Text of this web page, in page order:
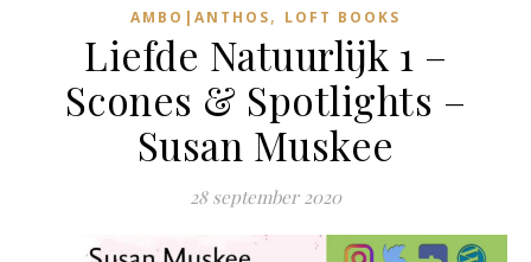
AMBO|ANTHOS, LOFT BOOKS
Liefde Natuurlijk 1 –
Scones & Spotlights –
Susan Muskee
28 september 2020